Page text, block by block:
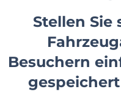
Stellen Sie
Besuchern